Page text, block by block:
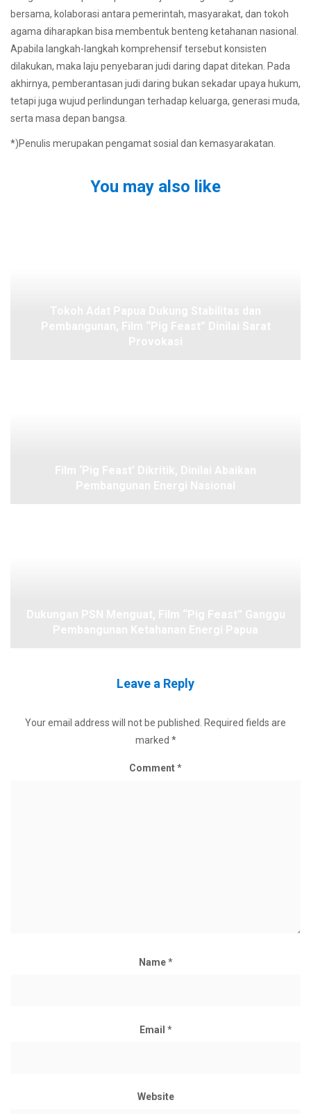
bersama, kolaborasi antara pemerintah, masyarakat, dan tokoh
agama diharapkan bisa membentuk benteng ketahanan nasional.
Apabila langkah-langkah komprehensif tersebut konsisten
dilakukan, maka laju penyebaran judi daring dapat ditekan. Pada
akhirnya, pemberantasan judi daring bukan sekadar upaya hukum,
tetapi juga wujud perlindungan terhadap keluarga, generasi muda,
serta masa depan bangsa.
*)Penulis merupakan pengamat sosial dan kemasyarakatan.
You may also like
Leave a Reply
Your email address will not be published. Required fields are
marked *
Comment*
Name*
Email *
Website